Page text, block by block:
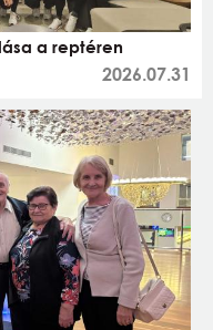
a reptéren
2026.07.31